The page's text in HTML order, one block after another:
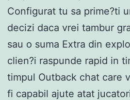
Configurat tu sa prime?ti
decizi daca vrei tambur
sau o suma Extra din
clien?i raspunde rapid in
timpul Outback chat care
fi capabil ajute atat